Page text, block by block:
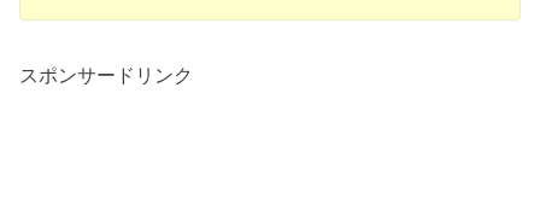
スポンサードリンク